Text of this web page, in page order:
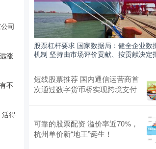
司
涨
不
得
股票杠杆要求 国家数据局：健全企业数
机制 坚持由市场评价贡献、按贡献决定
短线股票推荐 国内通信运营商首
次通过数字货币桥实现跨境支付
可靠的股票配资 溢价率近70%，
杭州单价新“地王”诞生！